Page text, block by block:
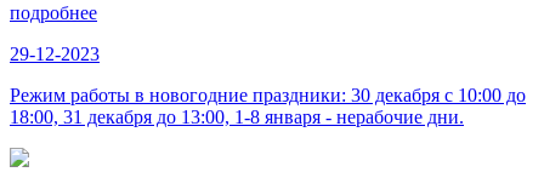
подробнее
29-12-2023
Режим работы в новогодние праздники: 30 декабря с 10:00 до
18:00, 31 декабря до 13:00, 1-8 января - нерабочие дни.